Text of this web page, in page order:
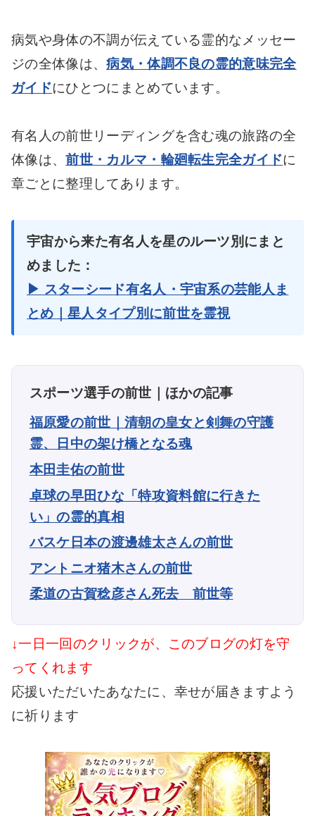
病気や身体の不調が伝えている霊的なメッセー
ジの全体像は、病気・体調不良の霊的意味完全
ガイドにひとつにまとめています。
有名人の前世リーディングを含む魂の旅路の全
体像は、前世・カルマ・輪廻転生完全ガイドに
章ごとに整理してあります。
宇宙から来た有名人を星のルーツ別にまと
めました：
▶ スターシード有名人・宇宙系の芸能人ま
とめ｜星人タイプ別に前世を霊視
スポーツ選手の前世｜ほかの記事
福原愛の前世｜清朝の皇女と剣舞の守護
霊、日中の架け橋となる魂
本田圭佑の前世
卓球の早田ひな「特攻資料館に行きた
い」の霊的真相
バスケ日本の渡邊雄太さんの前世
アントニオ猪木さんの前世
柔道の古賀稔彦さん死去 前世等
↓一日一回のクリックが、このブログの灯を守
ってくれます
応援いただいたあなたに、幸せが届きますよう
に祈ります